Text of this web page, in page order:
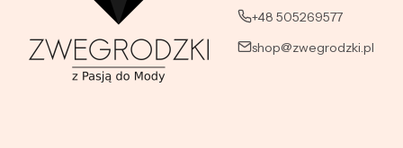
+48 505269577
shop@zwegrodzki.pl